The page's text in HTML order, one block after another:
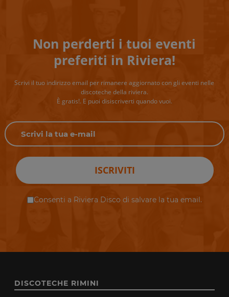
Non perderti i tuoi eventi
preferiti in Riviera!
Scrivi il tuo indirizzo email per rimanere aggiornato con gli eventi nelle
discoteche della riviera.
È gratis!. E puoi disiscriverti quando vuoi.
ISCRIVITI
Consenti a Riviera Disco di salvare la tua email.
DISCOTECHE RIMINI